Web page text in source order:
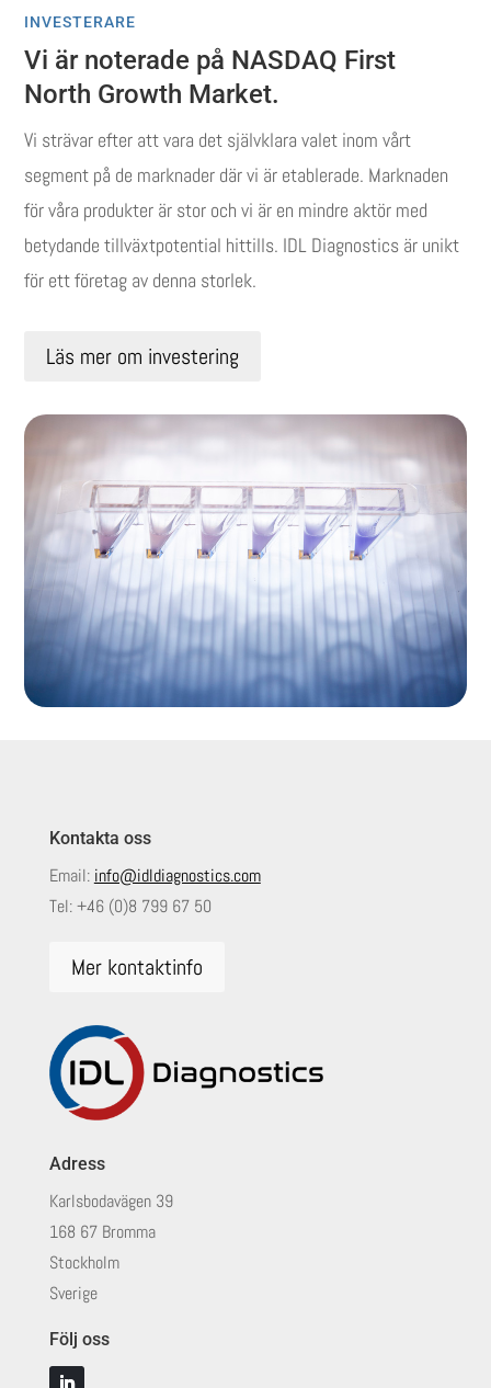
INVESTERARE
Vi är noterade på NASDAQ First
North Growth Market.
Vi strävar efter att vara det självklara valet inom vårt
segment på de marknader där vi är etablerade. Marknaden
för våra produkter är stor och vi är en mindre aktör med
betydande tillväxtpotential hittills. IDL Diagnostics är unikt
för ett företag av denna storlek.
Läs mer om investering
Kontakta oss
Email: info@idldiagnostics.com
Tel:+46 (0)8 799 67 50
Mer kontaktinfo
Adress
Karlsbodavägen 39
168 67 Bromma
Stockholm
Sverige
Följ oss